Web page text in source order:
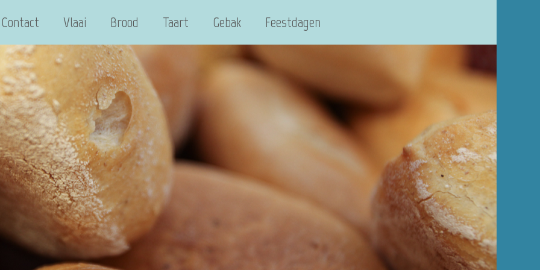
Contact Vlaai Brood Taart Gebak Feestdagen